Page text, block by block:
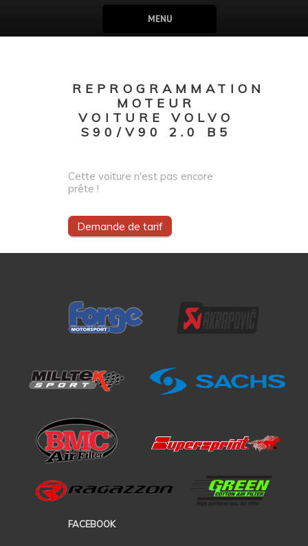
MENU
REPROGRAMMATION
MOTEUR
VOITURE VOLVO
S90/V90 2.0 B5
Cette voiture n'est pas encore
prête !
Demande de tarif
FACEBOOK